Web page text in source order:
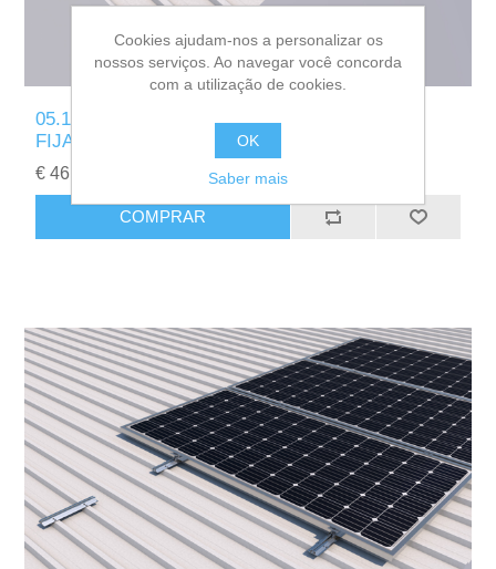
05.1V 1/2/3/4/5/6 COPLANAR, MICRORAIL,
FIJACIÓN A CHAPA
€ 46,00 Iva incluído
Cookies ajudam-nos a personalizar os
nossos serviços. Ao navegar você concorda
com a utilização de cookies.
OK
Saber mais